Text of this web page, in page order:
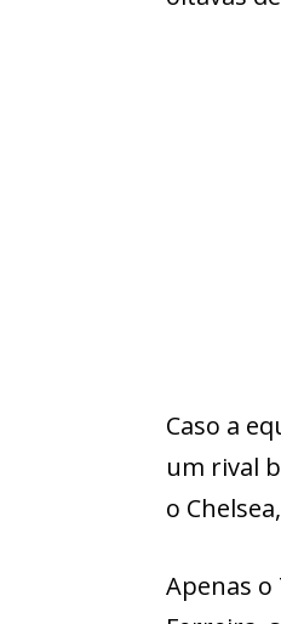
Caso a
um rival
o
Apenas